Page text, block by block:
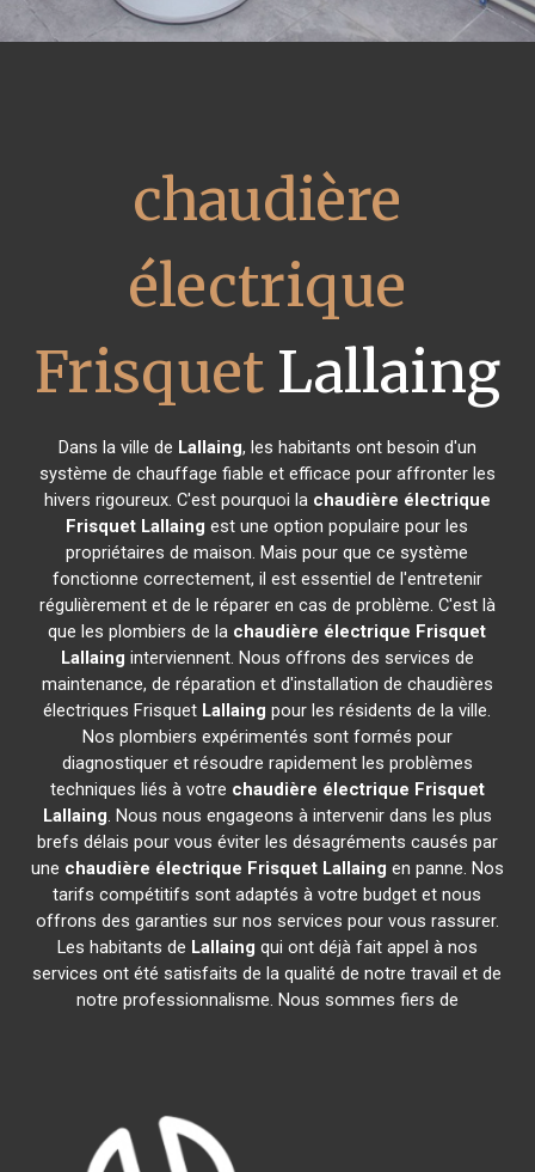
chaudière
électrique
FrisquetLallaing
Dans la ville de Lallaing, les habitants ont besoin d'un
système de chauffage fiable et efficace pour affronter les
hivers rigoureux. C'est pourquoi la chaudière électrique
Frisquet Lallaing est une option populaire pour les
propriétaires de maison. Mais pour que ce système
fonctionne correctement, il est essentiel de l'entretenir
régulièrement et de le réparer en cas de problème. C'est là
que les plombiers de la chaudière électrique Frisquet
Lallaing interviennent. Nous offrons des services de
maintenance, de réparation et d'installation de chaudières
électriques Frisquet Lallaing pour les résidents de la ville.
Nos plombiers expérimentés sont formés pour
diagnostiquer et résoudre rapidement les problèmes
techniques liés à votre chaudière électrique Frisquet
Lallaing. Nous nous engageons à intervenir dans les plus
brefs délais pour vous éviter les désagréments causés par
une chaudière électrique Frisquet Lallaing en panne. Nos
tarifs compétitifs sont adaptés à votre budget et nous
offrons des garanties sur nos services pour vous rassurer.
Les habitants de Lallaing qui ont déjà fait appel à nos
services ont été satisfaits de la qualité de notre travail et de
notre professionnalisme. Nous sommes fiers de